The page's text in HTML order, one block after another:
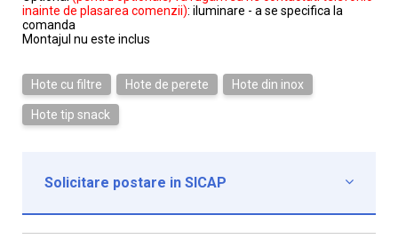
inainte de plasarea comenzii): iluminare - a se specifica la
comanda
Montajul nu este inclus
Hote cu filtre Hote de perete Hote din inox
Hote tip snack
Solicitare postare in SICAP 
Institutie*